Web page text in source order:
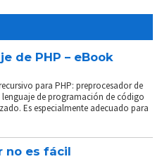
de PHP – eBook
para PHP: preprocesador de
lenguaje de programación de código
Es especialmente adecuado para
no es fácil